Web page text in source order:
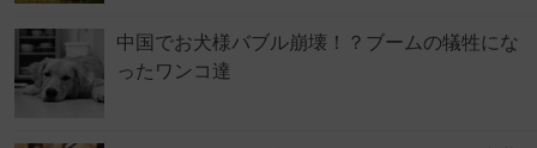
中国でお犬様バブル崩壊！？ブームの犠牲にな
ったワンコ達